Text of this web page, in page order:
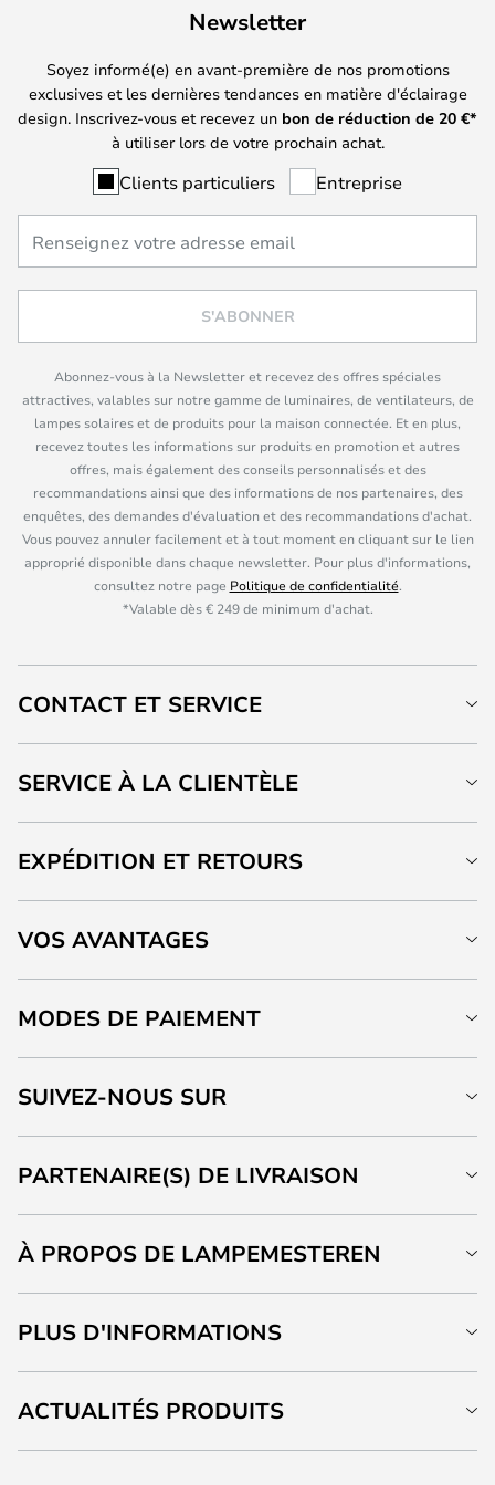
Newsletter
Soyez informé(e) en avant-première de nos promotions
exclusives et les dernières tendances en matière d'éclairage
design. Inscrivez-vous et recevez un bon de réduction de 20 €*
à utiliser lors de votre prochain achat.
Clients particuliers Entreprise
S'ABONNER
Abonnez-vous à la Newsletter et recevez des offres spéciales
attractives, valables sur notre gamme de luminaires, de ventilateurs, de
lampes solaires et de produits pour la maison connectée. Et en plus,
recevez toutes les informations sur produits en promotion et autres
offres, mais également des conseils personnalisés et des
recommandations ainsi que des informations de nos partenaires, des
enquêtes, des demandes d'évaluation et des recommandations d'achat.
Vous pouvez annuler facilement et à tout moment en cliquant sur le lien
approprié disponible dans chaque newsletter. Pour plus d'informations,
consultez notre page Politique de confidentialité.
*Valable dès € 249 de minimum d'achat.
CONTACT ET SERVICE
SERVICE À LA CLIENTÈLE
EXPÉDITION ET RETOURS
VOS AVANTAGES
MODES DE PAIEMENT
SUIVEZ-NOUS SUR
PARTENAIRE(S) DE LIVRAISON
À PROPOS DE LAMPEMESTEREN
PLUS D'INFORMATIONS
ACTUALITÉS PRODUITS